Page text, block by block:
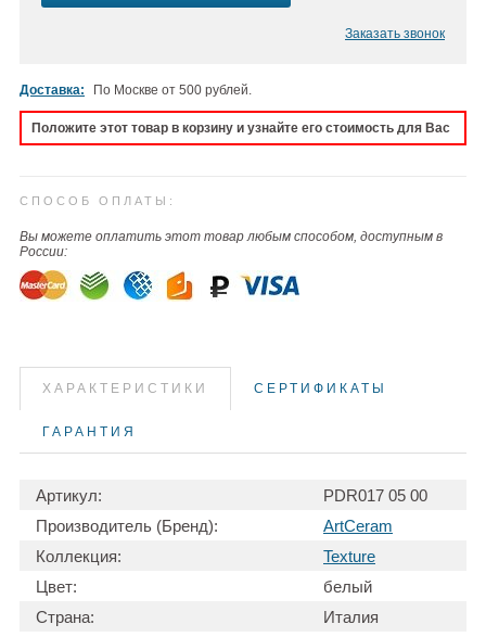
Заказать звонок
Доставка: По Москве от 500 рублей.
Положите этот товар в корзину и узнайте его стоимость для Вас
СПОСОБ ОПЛАТЫ:
Вы можете оплатить этот товар любым способом, доступным в
России:
ХАРАКТЕРИСТИКИ СЕРТИФИКАТЫ
ГАРАНТИЯ
Артикул:
PDR017 05 00
Производитель (Бренд):
ArtCeram
Коллекция:
Texture
Цвет:
белый
Страна:
Италия